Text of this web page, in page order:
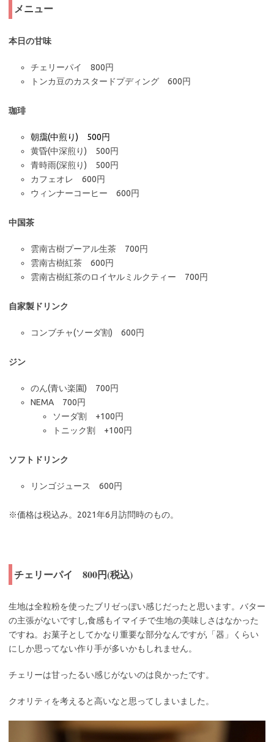
メニュー
本日の甘味
チェリーパイ 800円
トンカ豆のカスタードプディング 600円
珈琲
朝靄(中煎り) 500円
黄昏(中深煎り) 500円
青時雨(深煎り) 500円
カフェオレ 600円
ウィンナーコーヒー 600円
中国茶
雲南古樹プーアル生茶 700円
雲南古樹紅茶 600円
雲南古樹紅茶のロイヤルミルクティー 700円
自家製ドリンク
コンブチャ(ソーダ割) 600円
ジン
のん(青い楽園) 700円
NEMA 700円
ソーダ割 +100円
トニック割 +100円
ソフトドリンク
リンゴジュース 600円
※価格は税込み。2021年6月訪問時のもの。
チェリーパイ 800円(税込)
生地は全粒粉を使ったブリゼっぽい感じだったと思います。バター
の主張がないですし,食感もイマイチで生地の美味しさはなかった
ですね。お菓子としてかなり重要な部分なんですが,「器」くらい
にしか思ってない作り手が多いかもしれません。
チェリーは甘ったるい感じがないのは良かったです。
クオリティを考えると高いなと思ってしまいました。